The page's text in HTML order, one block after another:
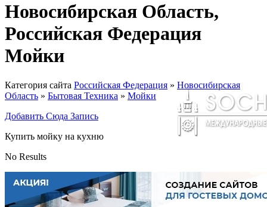
Новосибирская Область,
Российская Федерация
Мойки
Категория сайта Российская Федерация » Новосибирская
Область » Бытовая Техника » Мойки
Добавить Сюда Запись
Купить мойку на кухню
No Results